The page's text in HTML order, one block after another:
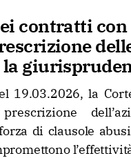
contratti
la
19.03.2026, la
di clausole